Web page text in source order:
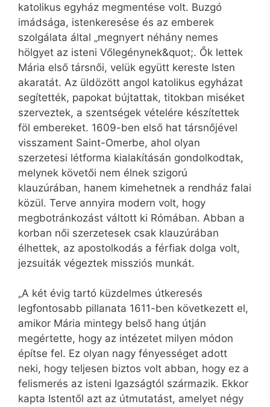
katolikus egyház megmentése volt. Buzgó
imádsága, istenkeresése és az emberek
szolgálata által „megnyert néhány nemes
hölgyet az isteni Vőlegénynek&quot;. Ők lettek
Mária első társnői, velük együtt kereste Isten
akaratát. Az üldözött angol katolikus egyházat
segítették, papokat bújtattak, titokban miséket
szerveztek, a szentségek vételére készítettek
föl embereket. 1609-ben első hat társnőjével
visszament Saint-Omerbe, ahol olyan
szerzetesi létforma kialakításán gondolkodtak,
melynek követői nem élnek szigorú
klauzúrában, hanem kimehetnek a rendház falai
közül. Terve annyira modern volt, hogy
megbotránkozást váltott ki Rómában. Abban a
korban női szerzetesek csak klauzúrában
élhettek, az apostolkodás a férfiak dolga volt,
jezsuiták végeztek missziós munkát.
„A két évig tartó küzdelmes útkeresés
legfontosabb pillanata 1611-ben következett el,
amikor Mária mintegy belső hang útján
megértette, hogy az intézetet milyen módon
építse fel. Ez olyan nagy fényességet adott
neki, hogy teljesen biztos volt abban, hogy ez a
felismerés az isteni Igazságtól származik. Ekkor
kapta Istentől azt az útmutatást, amelyet négy